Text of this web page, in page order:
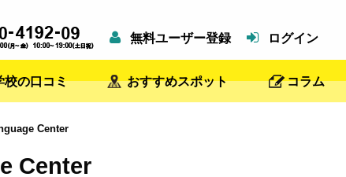
無料ユーザー登録 ログイン
校の口コミ おすすめスポット コラム
Center
Center